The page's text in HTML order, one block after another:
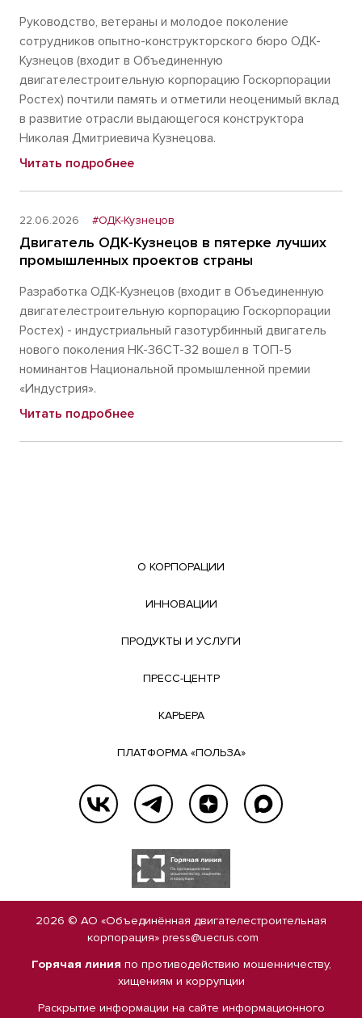
Руководство, ветераны и молодое поколение
сотрудников опытно-конструкторского бюро ОДК-
Кузнецов (входит в Объединенную
двигателестроительную корпорацию Госкорпорации
Ростех) почтили память и отметили неоценимый вклад
в развитие отрасли выдающегося конструктора
Николая Дмитриевича Кузнецова.
Читать подробнее
22.06.2026 #ОДК-Кузнецов
Двигатель ОДК-Кузнецов в пятерке лучших
промышленных проектов страны
Разработка ОДК-Кузнецов (входит в Объединенную
двигателестроительную корпорацию Госкорпорации
Ростех) - индустриальный газотурбинный двигатель
нового поколения НК-36СТ-32 вошел в ТОП-5
номинантов Национальной промышленной премии
«Индустрия».
Читать подробнее
О КОРПОРАЦИИ
ИННОВАЦИИ
ПРОДУКТЫ И УСЛУГИ
ПРЕСС-ЦЕНТР
КАРЬЕРА
ПЛАТФОРМА «ПОЛЬЗА»
2026 © АО «Объединённая двигателестроительная
корпорация» press@uecrus.com
Горячая линия по противодействию мошенничеству,
хищениям и коррупции
Раскрытие информации на сайте информационного